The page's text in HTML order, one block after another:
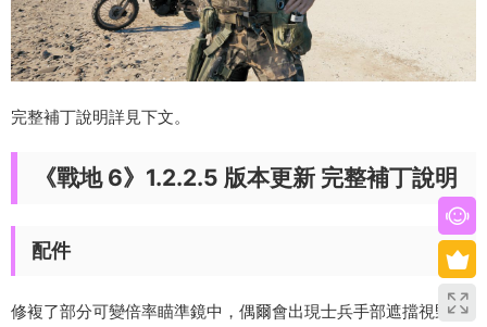
完整補丁說明詳見下文。
《戰地 6》1.2.2.5 版本更新 完整補丁說明
配件
修複了部分可變倍率瞄準鏡中，偶爾會出現士兵手部遮擋視野的